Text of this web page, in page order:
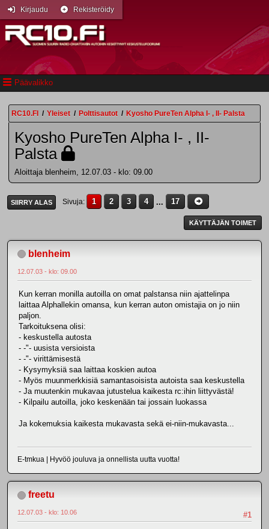
Päävalikko
Kirjaudu Rekisteröidy
RC10.FI / Yleiset / Polttisautot / Kyosho PureTen Alpha I- , II- Palsta
Kyosho PureTen Alpha I- , II-
Palsta
Aloittaja blenheim, 12.07.03 - klo: 09.00
SIIRRY ALAS Sivuja 1 2 3 4 ... 17
KÄYTTÄJÄN TOIMET
blenheim
12.07.03 - klo: 09.00
Kun kerran monilla autoilla on omat palstansa niin ajattelinpa
laittaa Alphallekin omansa, kun kerran auton omistajia on jo niin
paljon.
Tarkoituksena olisi:
- keskustella autosta
- -"- uusista versioista
- -"- virittämisestä
- Kysymyksiä saa laittaa koskien autoa
- Myös muunmerkkisiä samantasoisista autoista saa keskustella
- Ja muutenkin mukavaa jutustelua kaikesta rc:ihin liittyvästä!
- Kilpailu autoilla, joko keskenään tai jossain luokassa
Ja kokemuksia kaikesta mukavasta sekä ei-niin-mukavasta...
E-tmkua | Hyvöö jouluva ja onnellista uutta vuotta!
freetu
#1
12.07.03 - klo: 10.06